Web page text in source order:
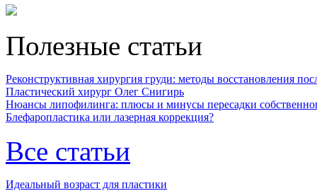
Полезные статьи
Реконструктивная хирургия груди: методы восстановления
Пластический хирург Олег Снигирь
Нюансы липофилинга: плюсы и минусы пересадки
Блефаропластика или лазерная коррекция?
Все статьи
Идеальный возраст для пластики